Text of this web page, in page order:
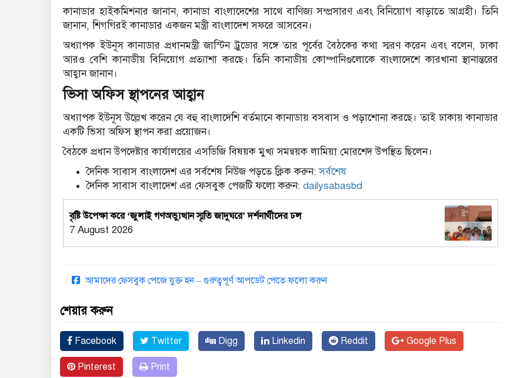
কানাডার হাইকমিশনার জানান, কানাডা বাংলাদেশের সাথে বাণিজ্য সম্প্রসারণ এবং বিনিয়োগ বাড়াতে আগ্রহী। তিনি
জানান, শিগগিরই কানাডার একজন মন্ত্রী বাংলাদেশ সফরে আসবেন।
অধ্যাপক ইউনূস কানাডার প্রধানমন্ত্রী জাস্টিন ট্রুডোর সঙ্গে তার পূর্বের বৈঠকের কথা স্মরণ করেন এবং বলেন, ঢাকা
আরও বেশি কানাডীয় বিনিয়োগ প্রত্যাশা করছে। তিনি কানাডীয় কোম্পানিগুলোকে বাংলাদেশে কারখানা স্থানান্তরের
আহ্বান জানান।
ভিসা অফিস স্থাপনের আহ্বান
অধ্যাপক ইউনূস উল্লেখ করেন যে বহু বাংলাদেশি বর্তমানে কানাডায় বসবাস ও পড়াশোনা করছে। তাই ঢাকায় কানাডার
একটি ভিসা অফিস স্থাপন করা প্রয়োজন।
বৈঠকে প্রধান উপদেষ্টার কার্যালয়ের এসডিজি বিষয়ক মুখ্য সমন্বয়ক লামিয়া মোরশেদ উপস্থিত ছিলেন।
দৈনিক সাবাস বাংলাদেশ এর সর্বশেষ নিউজ পড়তে ক্লিক করুন:সর্বশেষ
দৈনিক সাবাস বাংলাদেশ এর ফেসবুক পেজটি ফলো করুন: dailysabasbd
বৃষ্টি উপেক্ষা করে ‘জুলাই গণঅভ্যুত্থান স্মৃতি জাদুঘরে’ দর্শনার্থীদের ঢল
7 August 2026
আমাদের ফেসবুক পেজে যুক্ত হন – গুরুত্বপূর্ণ আপডেট পেতে ফলো করুন
শেয়ার করুন
Facebook Twitter Digg Linkedin Reddit Google Plus
Pinterest Print